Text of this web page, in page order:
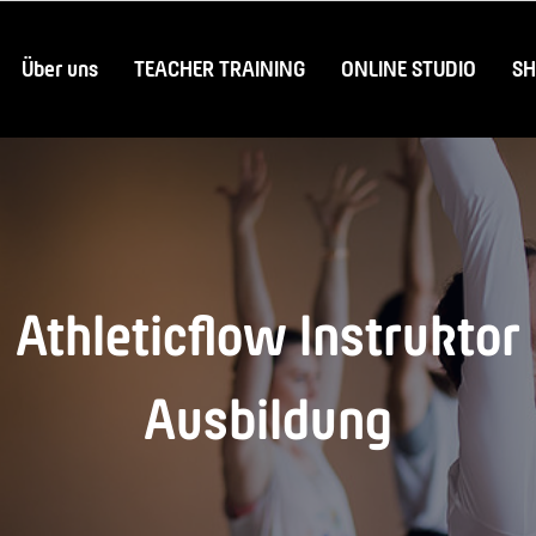
Über uns TEACHER TRAINING ONLINE STUDIO
Athleticflow Instruktor
Ausbildung